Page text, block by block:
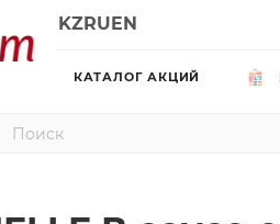
KZRUEN
КАТАЛОГ АКЦИЙ